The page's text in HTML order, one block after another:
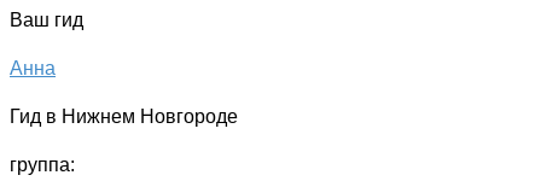
Ваш гид
Анна
Гид в Нижнем Новгороде
группа: